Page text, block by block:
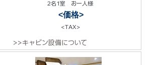
2名1室 お一人様
<価格>
<TAX>
>>キャビン設備について